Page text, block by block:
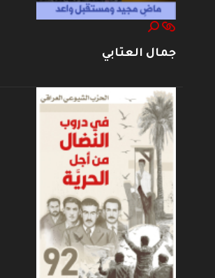
جمال العتابي